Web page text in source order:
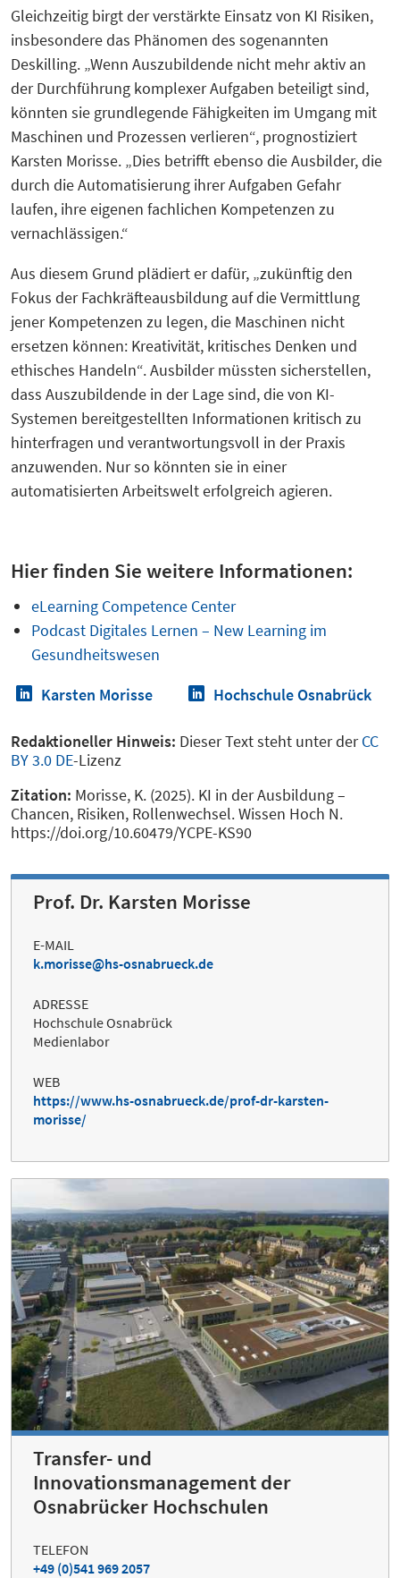
Gleichzeitig birgt der verstärkte Einsatz von KI Risiken,
insbesondere das Phänomen des sogenannten
Deskilling. „Wenn Auszubildende nicht mehr aktiv an
der Durchführung komplexer Aufgaben beteiligt sind,
könnten sie grundlegende Fähigkeiten im Umgang mit
Maschinen und Prozessen verlieren“, prognostiziert
Karsten Morisse. „Dies betrifft ebenso die Ausbilder, die
durch die Automatisierung ihrer Aufgaben Gefahr
laufen, ihre eigenen fachlichen Kompetenzen zu
vernachlässigen.“
Aus diesem Grund plädiert er dafür, „zukünftig den
Fokus der Fachkräfteausbildung auf die Vermittlung
jener Kompetenzen zu legen, die Maschinen nicht
ersetzen können: Kreativität, kritisches Denken und
ethisches Handeln“. Ausbilder müssten sicherstellen,
dass Auszubildende in der Lage sind, die von KI-
Systemen bereitgestellten Informationen kritisch zu
hinterfragen und verantwortungsvoll in der Praxis
anzuwenden. Nur so könnten sie in einer
automatisierten Arbeitswelt erfolgreich agieren.
Hier finden Sie weitere Informationen:
eLearning Competence Center
Podcast Digitales Lernen – New Learning im
Gesundheitswesen
Karsten Morisse
Hochschule Osnabrück
Redaktioneller Hinweis: Dieser Text steht unter derCC
BY 3.0 DE-Lizenz
Zitation: Morisse, K. (2025). KI in der Ausbildung –
Chancen, Risiken, Rollenwechsel. Wissen Hoch N.
https://doi.org/10.60479/YCPE-KS90
Prof. Dr. Karsten Morisse
E-MAIL
k.morisse@hs-osnabrueck.de
ADRESSE
Hochschule Osnabrück
Medienlabor
WEB
https://www.hs-osnabrueck.de/prof-dr-karsten-
morisse/
Transfer- und
Innovationsmanagement der
Osnabrücker Hochschulen
TELEFON
+49 (0)541 969 2057